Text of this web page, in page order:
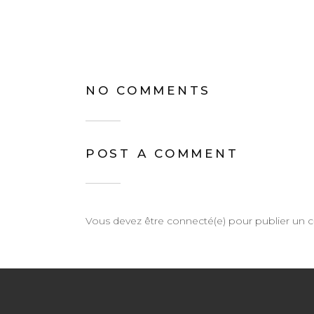
NO COMMENTS
POST A COMMENT
Vous devez être connecté(e) pour publier un